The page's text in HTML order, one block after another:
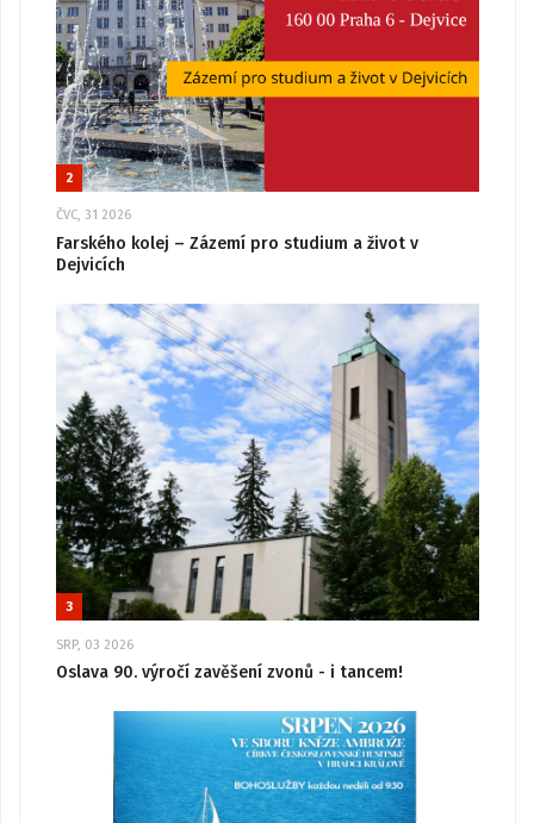
2
ČVC, 31 2026
Farského kolej – Zázemí pro studium a život v
Dejvicích
3
SRP, 03 2026
Oslava 90. výročí zavěšení zvonů - i tancem!